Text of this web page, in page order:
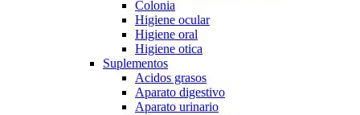
Colonia
Higiene ocular
Higiene oral
Higiene otica
Suplementos
Acidos grasos
Aparato digestivo
Aparato urinario